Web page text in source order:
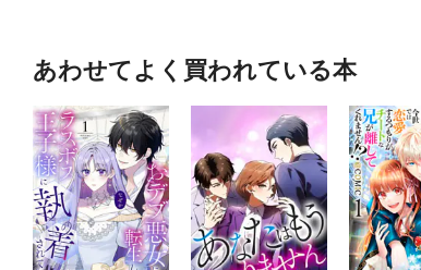
あわせてよく買われている本